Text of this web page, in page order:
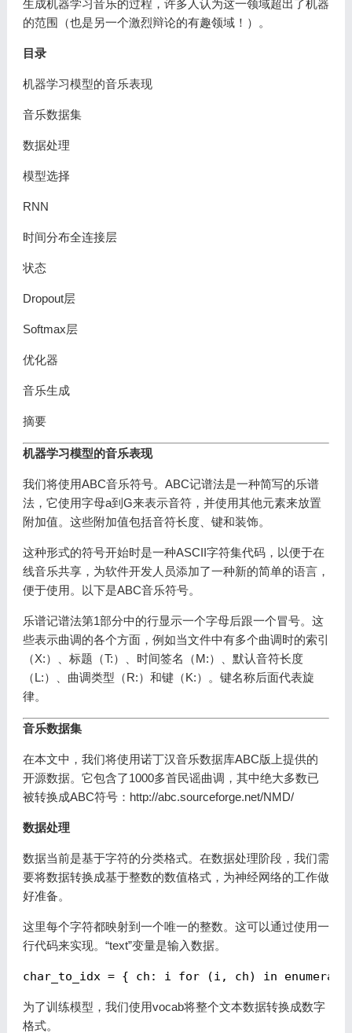
生成机器学习音乐的过程，许多人认为这一领域超出了机器
的范围（也是另一个激烈辩论的有趣领域！）。
目录
机器学习模型的音乐表现
音乐数据集
数据处理
模型选择
RNN
时间分布全连接层
状态
Dropout层
Softmax层
优化器
音乐生成
摘要
机器学习模型的音乐表现
我们将使用ABC音乐符号。ABC记谱法是一种简写的乐谱
法，它使用字母a到G来表示音符，并使用其他元素来放置
附加值。这些附加值包括音符长度、键和装饰。
这种形式的符号开始时是一种ASCII字符集代码，以便于在
线音乐共享，为软件开发人员添加了一种新的简单的语言，
便于使用。以下是ABC音乐符号。
乐谱记谱法第1部分中的行显示一个字母后跟一个冒号。这
些表示曲调的各个方面，例如当文件中有多个曲调时的索引
（X:）、标题（T:）、时间签名（M:）、默认音符长度
（L:）、曲调类型（R:）和键（K:）。键名称后面代表旋
律。
音乐数据集
在本文中，我们将使用诺丁汉音乐数据库ABC版上提供的
开源数据。它包含了1000多首民谣曲调，其中绝大多数已
被转换成ABC符号：http://abc.sourceforge.net/NMD/
数据处理
数据当前是基于字符的分类格式。在数据处理阶段，我们需
要将数据转换成基于整数的数值格式，为神经网络的工作做
好准备。
这里每个字符都映射到一个唯一的整数。这可以通过使用一
行代码来实现。“text”变量是输入数据。
为了训练模型，我们使用vocab将整个文本数据转换成数字
格式。